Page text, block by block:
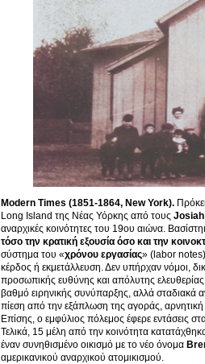
Modern Times (1851-1864, New York).
Long Island της Νέας Υόρκης από τους
αναρχικές κοινότητες του 19ου αιώνα.
τόσο την κρατική εξουσία όσο και την
σύστημα του «χρόνου εργασίας» (labor
κέρδος ή εκμετάλλευση. Δεν υπήρχαν νόμοι,
προσωπικής ευθύνης και απόλυτης
βαθμό ειρηνικής συνύπαρξης, αλλά σταδιακά
πίεση από την εξάπλωση της αγοράς,
Επίσης, ο εμφύλιος πόλεμος έφερε εντάσεις
Τελικά, 15 μέλη από την κοινότητα
έναν συνηθισμένο οικισμό με το νέο όνομα
αμερικανικού αναρχικού ατομικισμού.